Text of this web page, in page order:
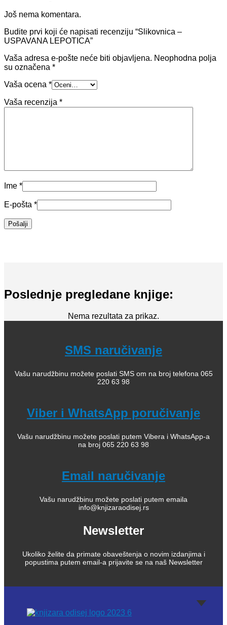
Još nema komentara.
Budite prvi koji će napisati recenziju “Slikovnica –
USPAVANA LEPOTICA”
Vaša adresa e-pošte neće biti objavljena. Neophodna polja
su označena *
Vaša ocena *
Vaša recenzija *
Ime *
E-pošta *
Poslednje pregledane knjige:
Nema rezultata za prikaz.
SMS naručivanje
Vašu narudžbinu možete poslati SMS om na broj telefona 065
220 63 98
Viber i WhatsApp poručivanje
Vašu narudžbinu možete poslati putem Vibera i WhatsApp-a
na broj 065 220 63 98
Email naručivanje
Vašu narudžbinu možete poslati putem emaila
info@knjizaraodisej.rs
Newsletter
Ukoliko želite da primate obaveštenja o novim izdanjima i
popustima putem email-a prijavite se na naš Newsletter